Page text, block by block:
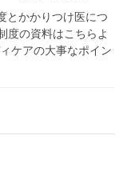
とかかりつけ医につ
度の資料はこちらよ
ケアの大事なポイン